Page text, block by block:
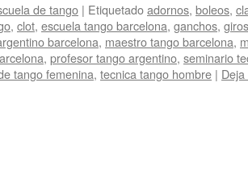
de tango | Etiquetadoadornos, boleos,
, clot, escuela tango barcelona, ganchos,
barcelona, maestro tango barcelona,
, profesor tango argentino, seminario
tango femenina, tecnica tango hombre |